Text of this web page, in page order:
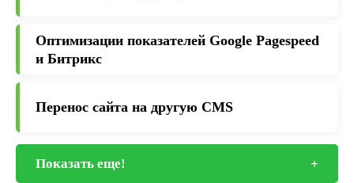
Оптимизации показателей Google Pagespeed
и Битрикс
Перенос сайта на другую CMS
Показать еще! +